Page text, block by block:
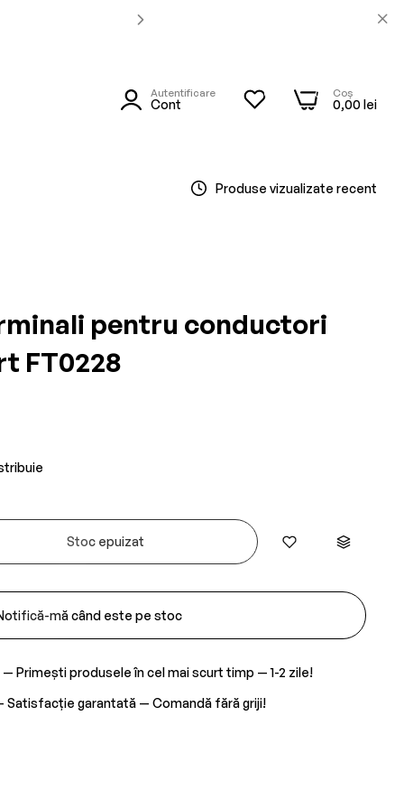
Autentificare
Cont
0 Coș
0,00 lei
0
Produse vizualizate recent
pentru conductori
FT0228
Stoc epuizat
mă când este pe stoc
— Primești produsele în cel mai scurt timp — 1-2 zile!
Satisfacție garantată — Comandă fără griji!